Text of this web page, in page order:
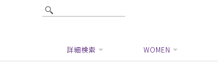
詳細検索 WOMEN